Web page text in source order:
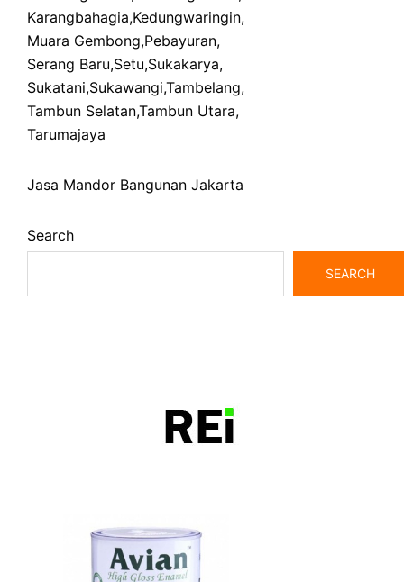
Karangbahagia,Kedungwaringin,
Muara Gembong,Pebayuran,
Serang Baru,Setu,Sukakarya,
Sukatani,Sukawangi,Tambelang,
Tambun Selatan,Tambun Utara,
Tarumajaya
Jasa Mandor Bangunan Jakarta
Search
SEARCH